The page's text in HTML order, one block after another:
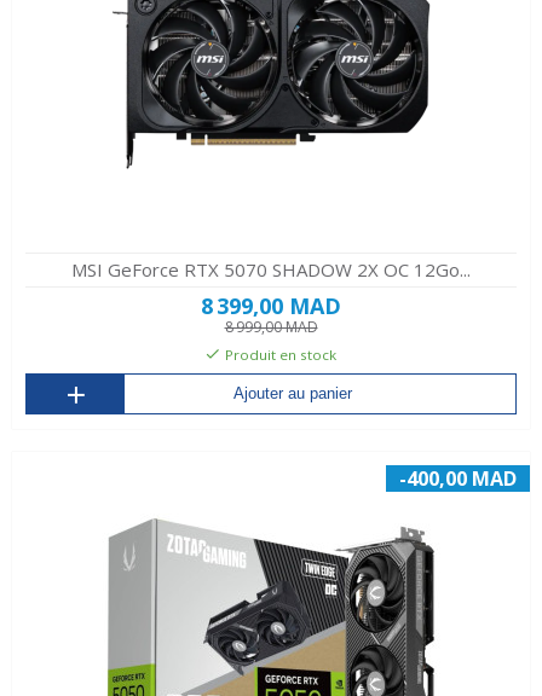
MSI GeForce RTX 5070 SHADOW 2X OC 12Go...
8 399,00 MAD
8 999,00 MAD
Produit en stock
Ajouter au panier
-400,00 MAD